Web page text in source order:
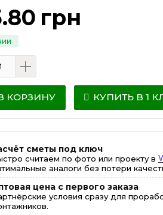
.80 грн
КОРЗИНУ КУПИТЬ В 1
сметы под ключ
считаем по фото или проекту в
аналоги без потери
цена с первого заказа
условия сразу для